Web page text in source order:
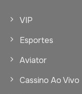
VIP
Esportes
Aviator
Cassino Ao Vivo